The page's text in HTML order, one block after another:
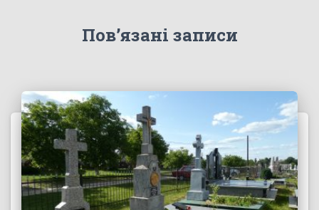
Пов’язані записи